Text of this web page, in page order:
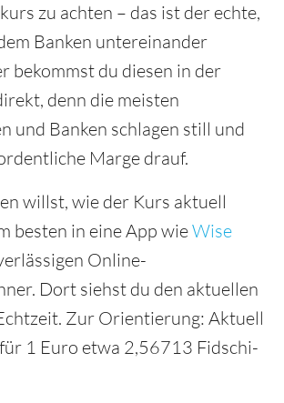
zu achten – das ist der echte,
Banken untereinander
bekommst du diesen in der
denn die meisten
und Banken schlagen still und
Marge drauf.
willst, wie der Kurs aktuell
besten in eine App wieWise
Online-
Dort siehst du den aktuellen
Zur Orientierung: Aktuell
1 Euro etwa 2,56713 Fidschi-